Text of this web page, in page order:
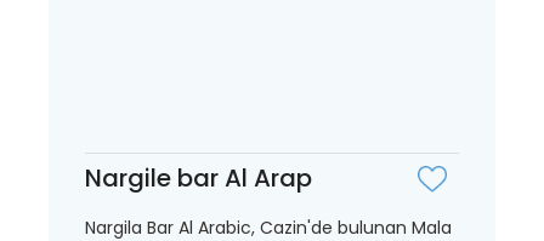
Nargile bar Al Arap
Nargila Bar Al Arabic, Cazin'de bulunan Mala